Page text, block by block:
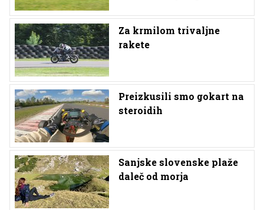
Za krmilom trivaljne
rakete
Preizkusili smo gokart na
steroidih
Sanjske slovenske plaže
daleč od morja